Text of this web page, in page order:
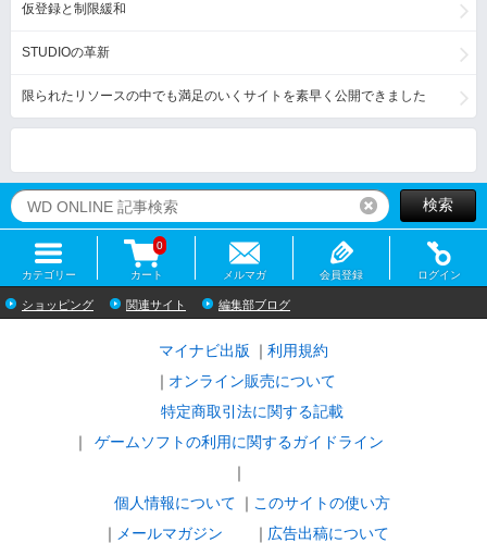
仮登録と制限緩和
STUDIOの革新
限られたリソースの中でも満足のいくサイトを素早く公開できました
リセット検索
カテゴリー カート
0
メルマガ 会員登録 ログイン
ショッピング 関連サイト 編集部ブログ
マイナビ出版
利用規約
オンライン販売について
特定商取引法に関する記載
ゲームソフトの利用に関するガイドライン
｜
個人情報について
このサイトの使い方
メールマガジン
広告出稿について